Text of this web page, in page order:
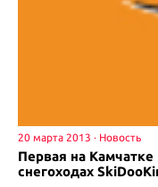
20 марта 2013
Первая на Камчатке
снегоходах